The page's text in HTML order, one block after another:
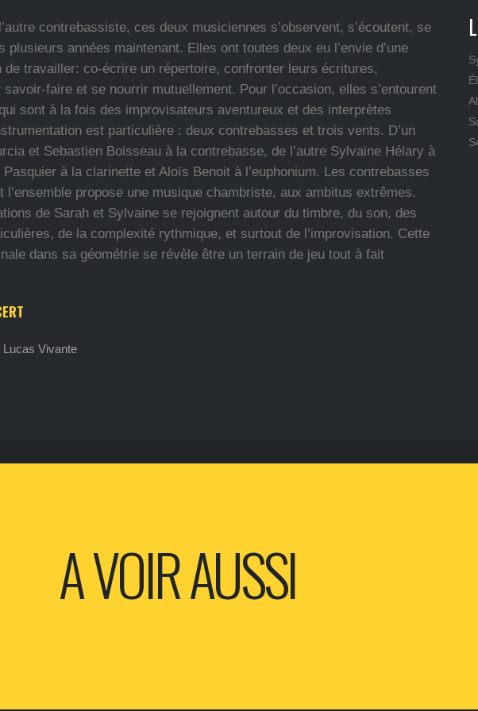
contrebassiste, ces deux musiciennes s’observent, s’écoutent, se
plusieurs années maintenant. Elles ont toutes deux eu l’envie d’une
de travailler: co-écrire un répertoire, confronter leurs écritures,
faire et se nourrir mutuellement. Pour l’occasion, elles s’entourent
sont à la fois des improvisateurs aventureux et des interprètes
est particulière : deux contrebasses et trois vents. D’un
et Sebastien Boisseau à la contrebasse, de l’autre Sylvaine Hélary à
à la clarinette et Aloïs Benoit à l’euphonium. Les contrebasses
l’ensemble propose une musique chambriste, aux ambitus extrêmes.
de Sarah et Sylvaine se rejoignent autour du timbre, du son, des
de la complexité rythmique, et surtout de l’improvisation. Cette
dans sa géométrie se révèle être un terrain de jeu tout à fait
Lucas Vivante
A VOIR AUSSI